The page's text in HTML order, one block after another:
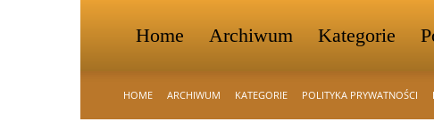
Home Archiwum Kategorie
HOME ARCHIWUM KATEGORIE POLITYKA PRYWATNOŚCI